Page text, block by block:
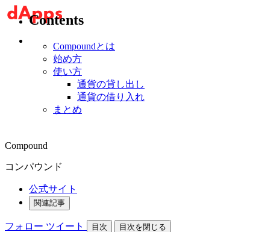
Compound
コンパウンド
公式サイト
関連記事
フォロー ツイート 目次 目次を閉じる
Contents
Compoundとは
始め方
使い方
通貨の貸し出し
通貨の借り入れ
まとめ